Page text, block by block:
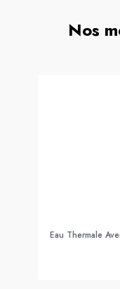
Nos
Eau Thermale